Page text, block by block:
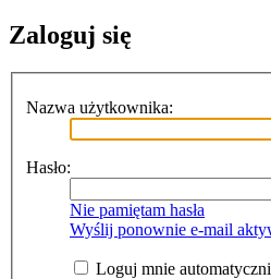
Zaloguj się
Nazwa użytkownika:
Hasło:
Nie pamiętam hasła
Wyślij ponownie e-mail
Loguj mnie